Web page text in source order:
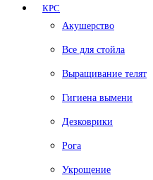
КРС
Акушерство
Все для стойла
Выращивание телят
Гигиена вымени
Дезковрики
Рога
Укрощение